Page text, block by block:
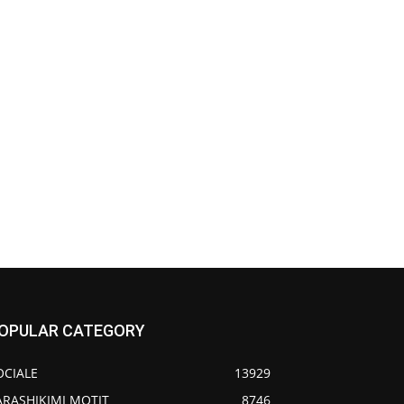
CATEGORY
13929
MOTIT
8746